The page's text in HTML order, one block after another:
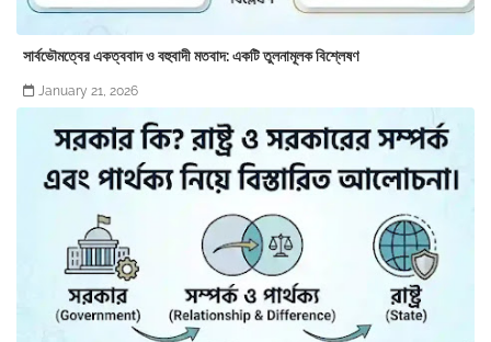
সার্বভৌমত্বের একত্ববাদ ও বহুবাদী মতবাদ: একটি তুলনামূলক বিশ্লেষণ
January 21, 2026